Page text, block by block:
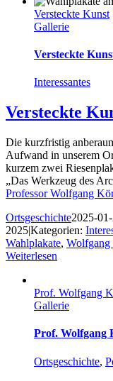
Versteckte Kunst
Gallerie
Versteckte
Interessantes
Versteckte
Die kurzfristig
Aufwand in unserem
kurzem zwei
„Das Werkzeug des
Professor Wolfgang
Ortsgeschichte2025-
2025|Kategorien:
Wahlplakate,
Weiterlesen
Prof. Wolfgang
Gallerie
Prof. Wolfgang
Ortsgeschichte,